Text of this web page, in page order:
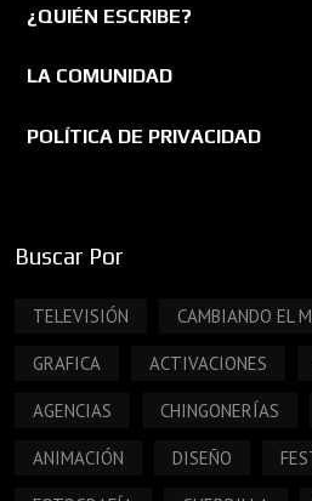
¿QUIÉN ESCRIBE?
LA COMUNIDAD
POLÍTICA DE PRIVACIDAD
Buscar Por
TELEVISIÓN CAMBIANDO EL
GRAFICA ACTIVACIONES
AGENCIAS CHINGONERÍAS
ANIMACIÓN DISEÑO